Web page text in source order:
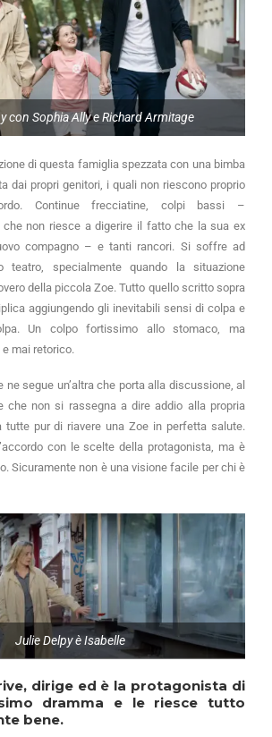
con Sophia Ally e Richard Armitage
di questa famiglia spezzata con una bimba
dai propri genitori, i quali non riescono proprio
Continue frecciatine, colpi bassi –
non riesce a digerire il fatto che la sua ex
compagno – e tanti rancori. Si soffre ad
teatro, specialmente quando la situazione
della piccola Zoe. Tutto quello scritto sopra
aggiungendo gli inevitabili sensi di colpa e
Un colpo fortissimo allo stomaco, ma
mai retorico.
ne segue un’altra che porta alla discussione, al
che non si rassegna a dire addio alla propria
tutte pur di riavere una Zoe in perfetta salute.
con le scelte della protagonista, ma è
Sicuramente non è una visione facile per chi è
Julie Delpy è Isabelle
dirige ed è la protagonista di
dramma e le riesce tutto
bene.